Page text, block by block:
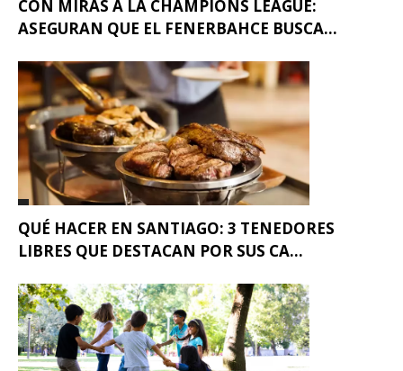
CON MIRAS A LA CHAMPIONS LEAGUE:
ASEGURAN QUE EL FENERBAHCE BUSCA...
QUÉ HACER EN SANTIAGO: 3 TENEDORES
LIBRES QUE DESTACAN POR SUS CA...